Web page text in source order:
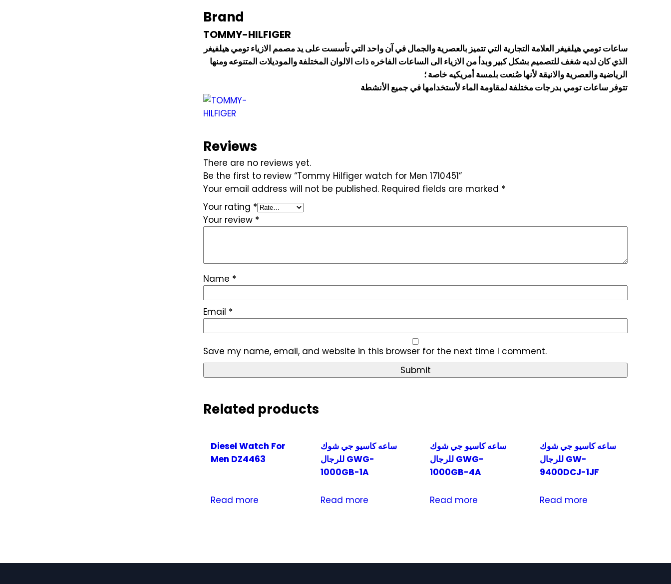
Brand
TOMMY-HILFIGER
ساعات تومي هيلفيغر العلامة التجارية التي تتميز بالعصرية والجمال في آن واحد التي تأسست على يد مصمم الازياء تومي هيلفيغر
الذي كان لديه شغف للتصميم بشكل كبير وبدأ من الازياء الى الساعات الفاخره ذات الالوان المختلفة والموديلات المتنوعه ومنها
الرياضية والعصرية والانيقة لأنها صُنعت بلمسة أمريكيه خاصة ؛
تتوفر ساعات تومي بدرجات مختلفة لمقاومة الماء لأستخدامها في جميع الأنشطة
Reviews
There are no reviews yet.
Be the first to review “Tommy Hilfiger watch for Men 1710451”
Your email address will not be published. Required fields are marked *
Your rating *
Your review *
Name *
Email *
Save my name, email, and website in this browser for the next time I comment.
Related products
Diesel Watch For
Men DZ4463
Read more
ساعه كاسيو جي شوك
للرجال GWG-
1000GB-1A
Read more
ساعه كاسيو جي شوك
للرجال GWG-
1000GB-4A
Read more
ساعه كاسيو جي شوك
للرجال GW-
9400DCJ-1JF
Read more